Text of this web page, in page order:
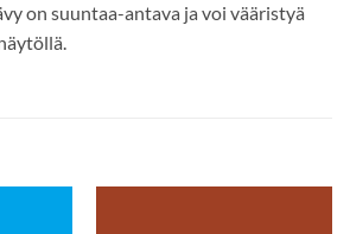
on suuntaa-antava ja voi vääristyä